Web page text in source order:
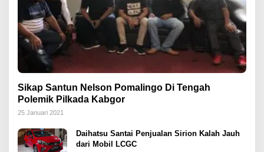
Sikap Santun Nelson Pomalingo Di Tengah
Polemik Pilkada Kabgor
25 Januari 2021
Daihatsu Santai Penjualan Sirion Kalah Jauh
dari Mobil LCGC